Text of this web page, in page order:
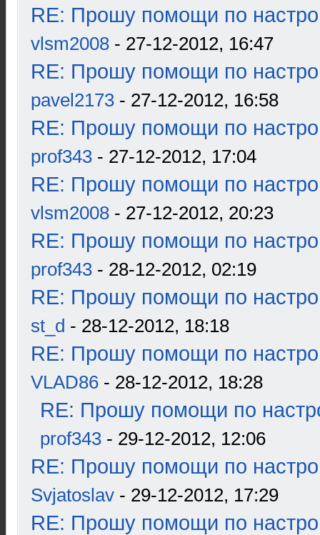
RE: Прошу помощи по
vlsm2008 - 27-12-2012, 16:47
RE: Прошу помощи по
pavel2173 - 27-12-2012, 16:58
RE: Прошу помощи по
prof343 - 27-12-2012, 17:04
RE: Прошу помощи по
vlsm2008 - 27-12-2012, 20:23
RE: Прошу помощи по
prof343 - 28-12-2012, 02:19
RE: Прошу помощи по
st_d - 28-12-2012, 18:18
RE: Прошу помощи по
VLAD86 - 28-12-2012, 18:28
RE: Прошу помощи по
prof343 - 29-12-2012, 12:06
RE: Прошу помощи по
Svjatoslav - 29-12-2012, 17:29
RE: Прошу помощи по